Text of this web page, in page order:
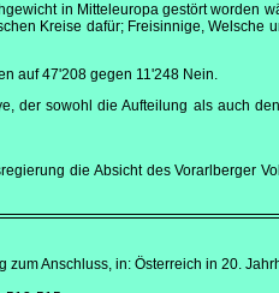
in Mitteleuropa gestört worden
Kreise dafür; Freisinnige, Welsche
auf 47'208 gegen 11'248 Nein.
der sowohl die Aufteilung als auch
die Absicht des Vorarlberger
Anschluss, in: Österreich in 20.